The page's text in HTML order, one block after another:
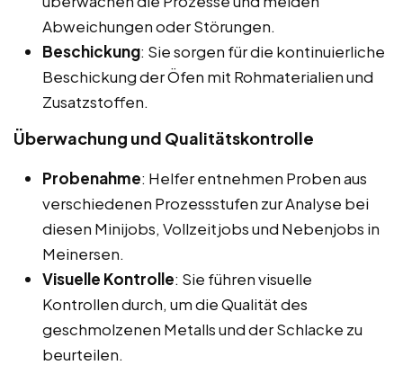
Abweichungen oder Störungen.
Beschickung: Sie sorgen für die kontinuierliche
Beschickung der Öfen mit Rohmaterialien und
Zusatzstoffen.
Überwachung und Qualitätskontrolle
Probenahme: Helfer entnehmen Proben aus
verschiedenen Prozessstufen zur Analyse bei
diesen Minijobs, Vollzeitjobs und Nebenjobs in
Meinersen.
Visuelle Kontrolle: Sie führen visuelle
Kontrollen durch, um die Qualität des
geschmolzenen Metalls und der Schlacke zu
beurteilen.